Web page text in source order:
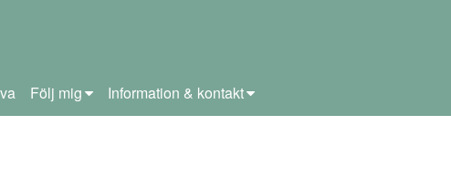
Följ mig Information & kontakt